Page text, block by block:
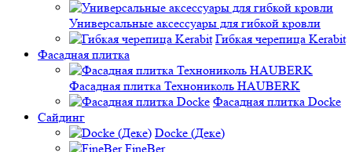
Универсальные аксессуары для гибкой кровли
Гибкая черепица Kerabit
Фасадная плитка
Фасадная плитка Технониколь HAUBERK
Фасадная плитка Docke
Сайдинг
Docke (Деке)
FineBer